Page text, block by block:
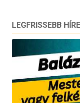
LEGFRISSEBB